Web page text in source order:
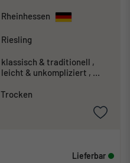
Rheinhessen
Riesling
klassisch & traditionell ,
leicht & unkompliziert ,
Trocken
Lieferbar